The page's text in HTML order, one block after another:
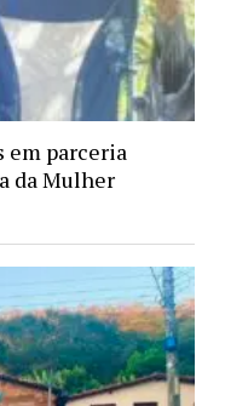
em parceria
da Mulher